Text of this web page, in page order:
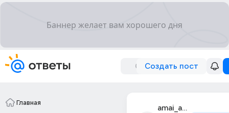
Создать пост
Главная
amai_amaev